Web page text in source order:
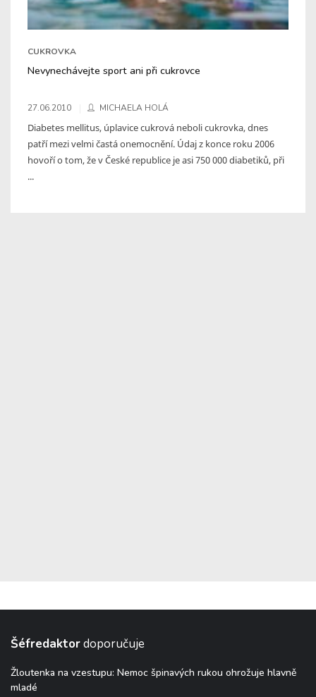
CUKROVKA
Nevynechávejte sport ani při cukrovce
27.06.2010 MICHAELA HOLÁ
Diabetes mellitus, úplavice cukrová neboli cukrovka, dnes
patří mezi velmi častá onemocnění. Údaj z konce roku 2006
hovoří o tom, že v České republice je asi 750 000 diabetiků, při
...
Šéfredaktordoporučuje
Žloutenka na vzestupu: Nemoc špinavých rukou ohrožuje hlavně
mladé